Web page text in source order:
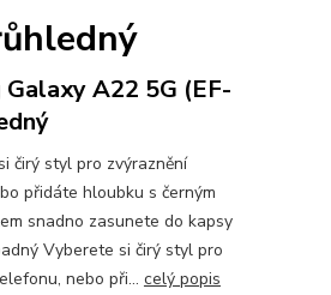
A22 5G (EF-
čirý styl pro zvýraznění
přidáte hloubku s černým
snadno zasunete do kapsy
Vyberete si čirý styl pro
nebo při... celý popis